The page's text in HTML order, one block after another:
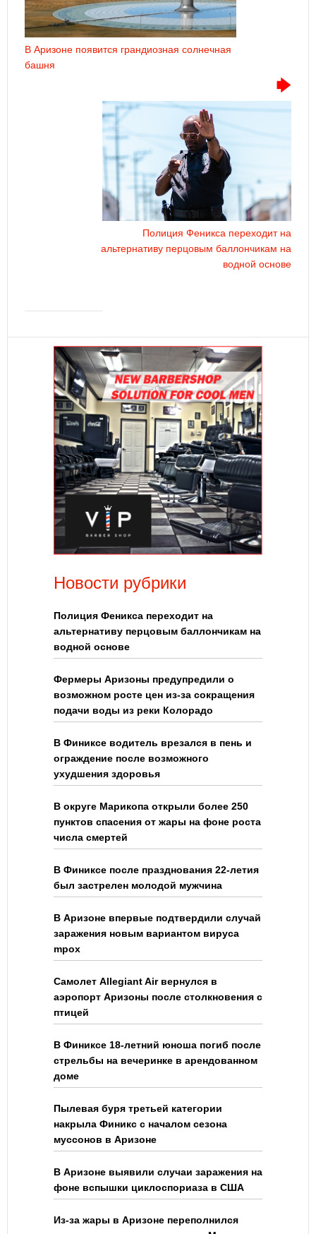
В Аризоне появится грандиозная солнечная
башня
Полиция Феникса переходит на
альтернативу перцовым баллончикам на
водной основе
Новости рубрики
Полиция Феникса переходит на
альтернативу перцовым баллончикам на
водной основе
Фермеры Аризоны предупредили о
возможном росте цен из-за сокращения
подачи воды из реки Колорадо
В Финиксе водитель врезался в пень и
ограждение после возможного
ухудшения здоровья
В округе Марикопа открыли более 250
пунктов спасения от жары на фоне роста
числа смертей
В Финиксе после празднования 22-летия
был застрелен молодой мужчина
В Аризоне впервые подтвердили случай
заражения новым вариантом вируса
mpox
Самолет Allegiant Air вернулся в
аэропорт Аризоны после столкновения с
птицей
В Финиксе 18-летний юноша погиб после
стрельбы на вечеринке в арендованном
доме
Пылевая буря третьей категории
накрыла Финикс с началом сезона
муссонов в Аризоне
В Аризоне выявили случаи заражения на
фоне вспышки циклоспориаза в США
Из-за жары в Аризоне переполнился